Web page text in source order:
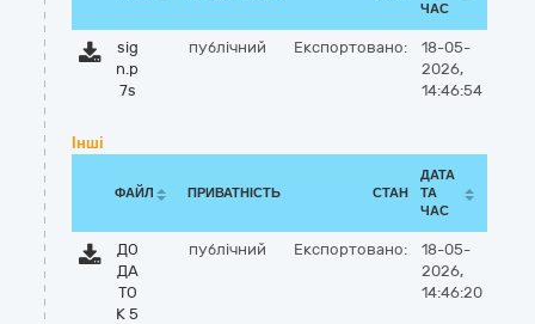
ЧАС
sig
n.p
7s
публічний Експортовано:
18-05-
2026,
14:46:54
Інші
ФАЙЛ ПРИВАТНІСТЬ СТАН
ДАТА
ТА
ЧАС
ДО
ДА
ТО
К 5
публічний Експортовано:
18-05-
2026,
14:46:20